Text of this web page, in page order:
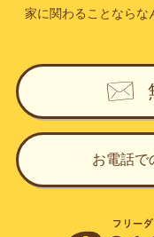
家に関わることならな
お電話で